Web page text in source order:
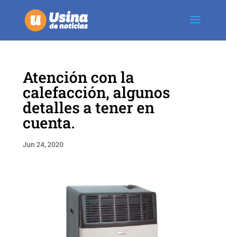
Atención con la
calefacción, algunos
detalles a tener en
cuenta.
Jun 24, 2020